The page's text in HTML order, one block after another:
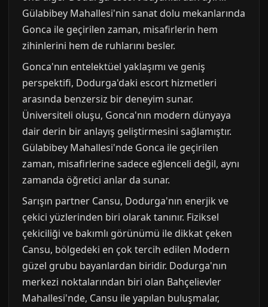
Gülabibey Mahallesi'nin sanat dolu mekanlarında
Gonca ile geçirilen zaman, misafirlerin hem
zihinlerini hem de ruhlarını besler.
Gonca'nın entelektüel yaklaşımı ve geniş
perspektifi, Dodurga'daki escort hizmetleri
arasında benzersiz bir deneyim sunar.
Üniversiteli oluşu, Gonca'nın modern dünyaya
dair derin bir anlayış geliştirmesini sağlamıştır.
Gülabibey Mahallesi'nde Gonca ile geçirilen
zaman, misafirlerine sadece eğlenceli değil, aynı
zamanda öğretici anlar da sunar.
Sarışın partner Cansu, Dodurga'nın enerjik ve
çekici yüzlerinden biri olarak tanınır. Fiziksel
çekiciliği ve bakımlı görünümü ile dikkat çeken
Cansu, bölgedeki en çok tercih edilen Modern
güzel grubu bayanlardan biridir. Dodurga'nın
merkezi noktalarından biri olan Bahçelievler
Mahallesi'nde, Cansu ile yapılan buluşmalar,